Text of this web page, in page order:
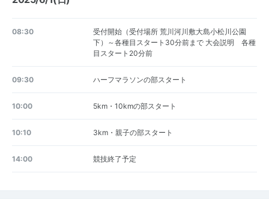
08:30
受付開始（受付場所 荒川河川敷大島小松川公園
下）～各種目スタート30分前まで 大会説明 各種
目スタート20分前
09:30 ハーフマラソンの部スタート
10:00 5km・10kmの部スタート
10:10 3km・親子の部スタート
14:00 競技終了予定